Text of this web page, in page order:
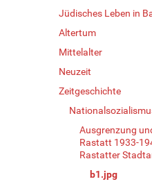
Jüdisches Leben in
Altertum
Mittelalter
Neuzeit
Zeitgeschichte
Ausgrenzung
Rastatt 1933-
Rastatter
b1.jpg